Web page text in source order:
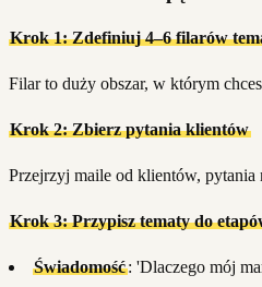
Krok 1: Zdefiniuj 4–6 filarów
Filar to duży obszar, w którym
Krok 2: Zbierz pytania klientów
Przejrzyj maile od klientów,
Krok 3: Przypisz tematy do
Świadomość: 'Dlaczego mój